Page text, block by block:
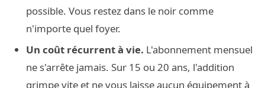
possible. Vous restez dans le noir comme
n'importe quel foyer.
Un coût récurrent à vie. L'abonnement mensuel
ne s'arrête jamais. Sur 15 ou 20 ans, l'addition
grimpe vite et ne vous laisse aucun équipement à